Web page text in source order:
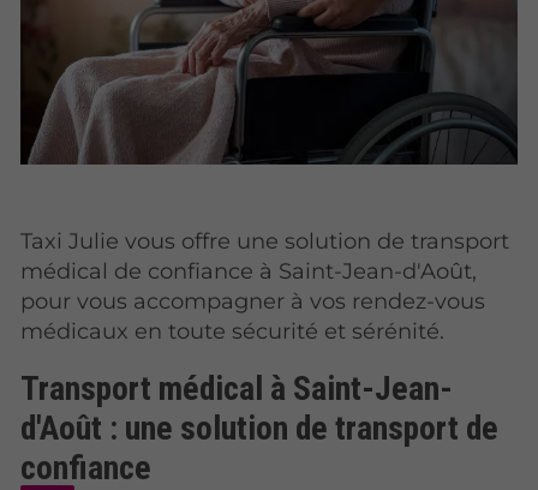
Taxi Julie vous offre une solution de transport
médical de confiance à Saint-Jean-d'Août,
pour vous accompagner à vos rendez-vous
médicaux en toute sécurité et sérénité.
Transport médical à Saint-Jean-
d'Août : une solution de transport de
confiance